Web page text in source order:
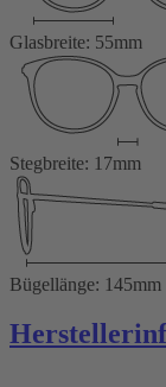
Glasbreite: 55mm
Stegbreite: 17mm
Bügellänge: 145mm